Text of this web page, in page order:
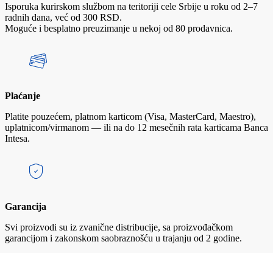
Isporuka kurirskom službom na teritoriji cele Srbije u roku od 2–7
radnih dana, već od 300 RSD.
Moguće i besplatno preuzimanje u nekoj od 80 prodavnica.
Plaćanje
Platite pouzećem, platnom karticom (Visa, MasterCard, Maestro),
uplatnicom/virmanom — ili na do 12 mesečnih rata karticama Banca
Intesa.
Garancija
Svi proizvodi su iz zvanične distribucije, sa proizvođačkom
garancijom i zakonskom saobraznošću u trajanju od 2 godine.